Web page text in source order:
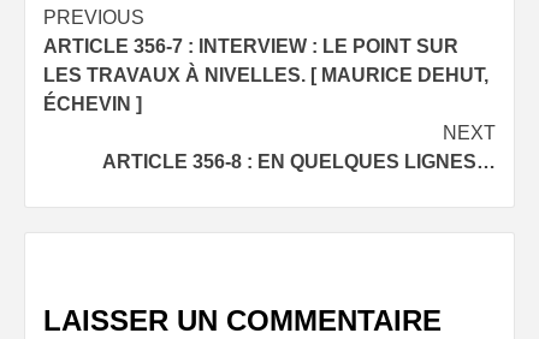
Post
navigation
PREVIOUS
ARTICLE 356-7 : INTERVIEW : LE POINT SUR
LES TRAVAUX À NIVELLES. [ MAURICE DEHUT,
ÉCHEVIN ]
NEXT
ARTICLE 356-8 : EN QUELQUES LIGNES…
LAISSER UN COMMENTAIRE